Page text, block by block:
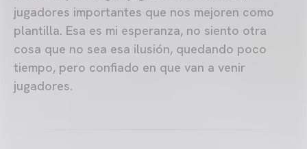
jugadores importantes que nos mejoren como
plantilla. Esa es mi esperanza, no siento otra
cosa que no sea esa ilusión, quedando poco
tiempo, pero confiado en que van a venir
jugadores.